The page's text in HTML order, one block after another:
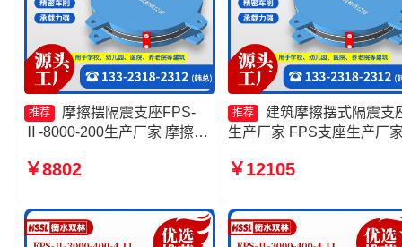
推荐
摩擦摆隔震支座FPS-
Ⅱ-8000-200生产厂家 摩擦摆
3.81 摩擦摆隔震支座FPSII-
摆式减震支座生产厂家
￥8802
推荐
建筑摩擦摆式隔震支
生产厂家 FPS支座生产厂
隔震支座FPSII-7000-350-
￥12105